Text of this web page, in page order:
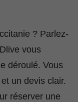
? Parlez-
vous
déroulé. Vous
un devis clair.
réserver une